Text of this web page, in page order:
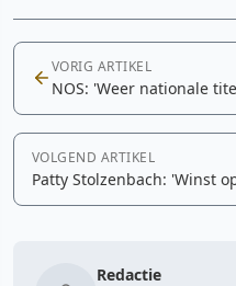
VORIG ARTIKEL
NOS: 'Weer nationale
VOLGEND ARTIKEL
Patty Stolzenbach: 'Winst
Redactie